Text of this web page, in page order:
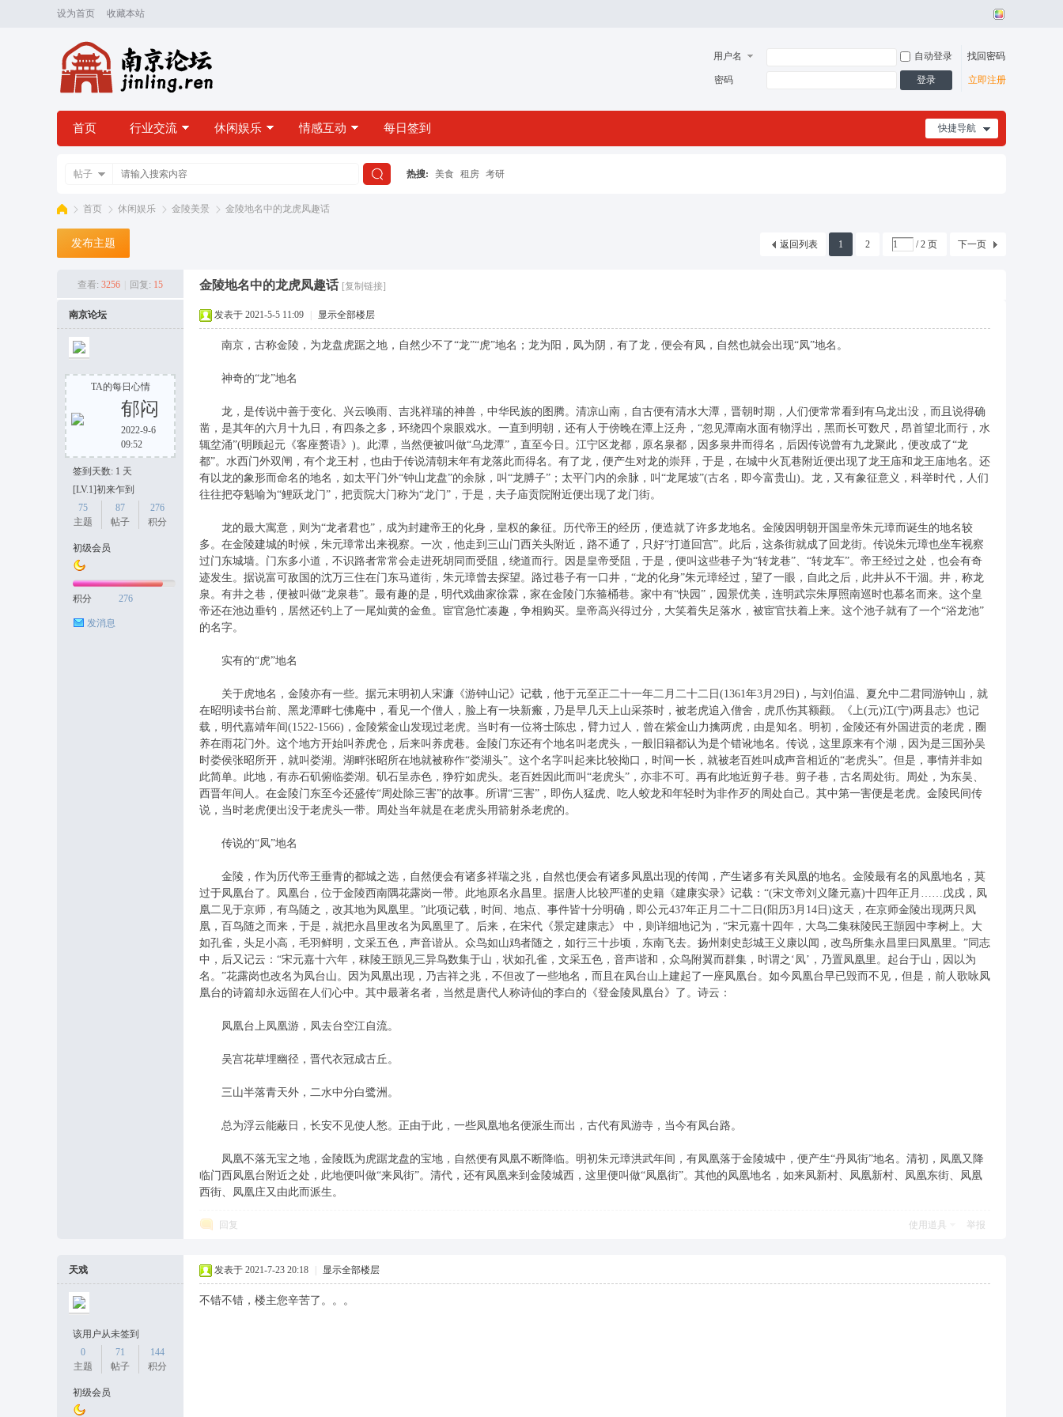
设为首页 收藏本站
用户名 自动登录 找回密码
密码 登录 立即注册
快捷导航
首页 行业交流 休闲娱乐 情感互动 每日签到
帖子 热搜: 美食 租房 考研
京
首页 休闲娱乐 金陵美景
›
金陵地名中的龙虎凤趣话
1 2 / 2 页 下一页
返回列表
发布主题
查看: 3256 回复: 15 金陵地名中的龙虎凤趣话 [复制链接]
南京论坛
TA的每日心情
郁闷
2022-9-6
09:52
签到天数: 1 天
[LV.1]初来乍到
75
主题
87
帖子
276
积分
初级会员
积分 276
发消息
发表于 2021-5-5 11:09 显示全部楼层
南京，古称金陵，为龙盘虎踞之地，自然少不了“龙”“虎”地名；龙为阳，凤为阴，有了龙，便会有凤，自然也就会出现“凤”地名。
神奇的“龙”地名
龙，是传说中善于变化、兴云唤雨、吉兆祥瑞的神兽，中华民族的图腾。清凉山南，自古便有清水大潭，晋朝时期，人们便常常看到有乌龙出没，而且说得确
凿，是其年的六月十九日，有四条之多，环绕四个泉眼戏水。一直到明朝，还有人于傍晚在潭上泛舟，“忽见潭南水面有物浮出，黑而长可数尺，昂首望北而行，水
辄坌涌”(明顾起元《客座赘语》)。此潭，当然便被叫做“乌龙潭”，直至今日。江宁区龙都，原名泉都，因多泉井而得名，后因传说曾有九龙聚此，便改成了“龙
都”。水西门外双闸，有个龙王村，也由于传说清朝末年有龙落此而得名。有了龙，便产生对龙的崇拜，于是，在城中火瓦巷附近便出现了龙王庙和龙王庙地名。还
有以龙的象形而命名的地名，如太平门外“钟山龙盘”的余脉，叫“龙膊子”；太平门内的余脉，叫“龙尾坡”(古名，即今富贵山)。龙，又有象征意义，科举时代，人们
往往把夺魁喻为“鲤跃龙门”，把贡院大门称为“龙门”，于是，夫子庙贡院附近便出现了龙门街。
龙的最大寓意，则为“龙者君也”，成为封建帝王的化身，皇权的象征。历代帝王的经历，便造就了许多龙地名。金陵因明朝开国皇帝朱元璋而诞生的地名较
多。在金陵建城的时候，朱元璋常出来视察。一次，他走到三山门西关头附近，路不通了，只好“打道回宫”。此后，这条街就成了回龙街。传说朱元璋也坐车视察
过门东城墙。门东多小道，不识路者常常会走进死胡同而受阻，绕道而行。因是皇帝受阻，于是，便叫这些巷子为“转龙巷”、“转龙车”。帝王经过之处，也会有奇
迹发生。据说富可敌国的沈万三住在门东马道街，朱元璋曾去探望。路过巷子有一口井，“龙的化身”朱元璋经过，望了一眼，自此之后，此井从不干涸。井，称龙
泉。有井之巷，便被叫做“龙泉巷”。最有趣的是，明代戏曲家徐霖，家在金陵门东箍桶巷。家中有“快园”，园景优美，连明武宗朱厚照南巡时也慕名而来。这个皇
帝还在池边垂钓，居然还钓上了一尾灿黄的金鱼。宦官急忙凑趣，争相购买。皇帝高兴得过分，大笑着失足落水，被宦官扶着上来。这个池子就有了一个“浴龙池”
的名字。
实有的“虎”地名
关于虎地名，金陵亦有一些。据元末明初人宋濂《游钟山记》记载，他于元至正二十一年二月二十二日(1361年3月29日)，与刘伯温、夏允中二君同游钟山，就
在昭明读书台前、黑龙潭畔七佛庵中，看见一个僧人，脸上有一块新瘢，乃是早几天上山采茶时，被老虎追入僧舍，虎爪伤其额颧。《上(元)江(宁)两县志》也记
载，明代嘉靖年间(1522-1566)，金陵紫金山发现过老虎。当时有一位将士陈忠，臂力过人，曾在紫金山力擒两虎，由是知名。明初，金陵还有外国进贡的老虎，圈
养在雨花门外。这个地方开始叫养虎仓，后来叫养虎巷。金陵门东还有个地名叫老虎头，一般旧籍都认为是个错讹地名。传说，这里原来有个湖，因为是三国孙吴
时娄侯张昭所开，就叫娄湖。湖畔张昭所在地就被称作“娄湖头”。这个名字叫起来比较拗口，时间一长，就被老百姓叫成声音相近的“老虎头”。但是，事情并非如
此简单。此地，有赤石矶俯临娄湖。矶石呈赤色，狰狞如虎头。老百姓因此而叫“老虎头”，亦非不可。再有此地近剪子巷。剪子巷，古名周处街。周处，为东吴、
西晋年间人。在金陵门东至今还盛传“周处除三害”的故事。所谓“三害”，即伤人猛虎、吃人蛟龙和年轻时为非作歹的周处自己。其中第一害便是老虎。金陵民间传
说，当时老虎便出没于老虎头一带。周处当年就是在老虎头用箭射杀老虎的。
传说的“凤”地名
金陵，作为历代帝王垂青的都城之选，自然便会有诸多祥瑞之兆，自然也便会有诸多凤凰出现的传闻，产生诸多有关凤凰的地名。金陵最有名的凤凰地名，莫
过于凤凰台了。凤凰台，位于金陵西南隅花露岗一带。此地原名永昌里。据唐人比较严谨的史籍《建康实录》记载：“(宋文帝刘义隆元嘉)十四年正月……戊戌，凤
凰二见于京师，有鸟随之，改其地为凤凰里。”此项记载，时间、地点、事件皆十分明确，即公元437年正月二十二日(阳历3月14日)这天，在京师金陵出现两只凤
凰，百鸟随之而来，于是，就把永昌里改名为凤凰里了。后来，在宋代《景定建康志》 中，则详细地记为，“宋元嘉十四年，大鸟二集秣陵民王顗园中李树上。大
如孔雀，头足小高，毛羽鲜明，文采五色，声音谐从。众鸟如山鸡者随之，如行三十步顷，东南飞去。扬州刺史彭城王义康以闻，改鸟所集永昌里曰凤凰里。”同志
中，后又记云：“宋元嘉十六年，秣陵王顗见三异鸟数集于山，状如孔雀，文采五色，音声谐和，众鸟附翼而群集，时谓之‘凤’，乃置凤凰里。起台于山，因以为
名。”花露岗也改名为凤台山。因为凤凰出现，乃吉祥之兆，不但改了一些地名，而且在凤台山上建起了一座凤凰台。如今凤凰台早已毁而不见，但是，前人歌咏凤
凰台的诗篇却永远留在人们心中。其中最著名者，当然是唐代人称诗仙的李白的《登金陵凤凰台》了。诗云：
凤凰台上凤凰游，凤去台空江自流。
吴宫花草埋幽径，晋代衣冠成古丘。
三山半落青天外，二水中分白鹭洲。
总为浮云能蔽日，长安不见使人愁。正由于此，一些凤凰地名便派生而出，古代有凤游寺，当今有凤台路。
凤凰不落无宝之地，金陵既为虎踞龙盘的宝地，自然便有凤凰不断降临。明初朱元璋洪武年间，有凤凰落于金陵城中，便产生“丹凤街”地名。清初，凤凰又降
临门西凤凰台附近之处，此地便叫做“来凤街”。清代，还有凤凰来到金陵城西，这里便叫做“凤凰街”。其他的凤凰地名，如来凤新村、凤凰新村、凤凰东街、凤凰
西街、凤凰庄又由此而派生。
回复 使用道具 举报
天戏
该用户从未签到
0
主题
71
帖子
144
积分
初级会员
发表于 2021-7-23 20:18 显示全部楼层
不错不错，楼主您辛苦了。。。